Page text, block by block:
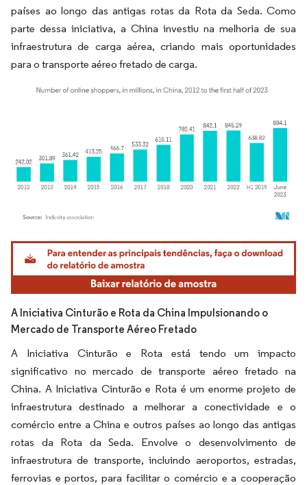
países ao longo das antigas rotas da Rota da Seda. Como
parte dessa iniciativa, a China investiu na melhoria de sua
infraestrutura de carga aérea, criando mais oportunidades
para o transporte aéreo fretado de carga.
Imagem © Mordor Intelligence. O reuso requer atribuição conforme CC BY 4.0.
A Iniciativa Cinturão e Rota da China Impulsionando o
Mercado de Transporte Aéreo Fretado
A Iniciativa Cinturão e Rota está tendo um impacto
significativo no mercado de transporte aéreo fretado na
China. A Iniciativa Cinturão e Rota é um enorme projeto de
infraestrutura destinado a melhorar a conectividade e o
comércio entre a China e outros países ao longo das antigas
rotas da Rota da Seda. Envolve o desenvolvimento de
infraestrutura de transporte, incluindo aeroportos, estradas,
ferrovias e portos, para facilitar o comércio e a cooperação